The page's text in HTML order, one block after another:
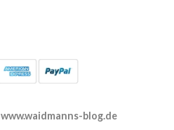
www.waidmanns-blog.de